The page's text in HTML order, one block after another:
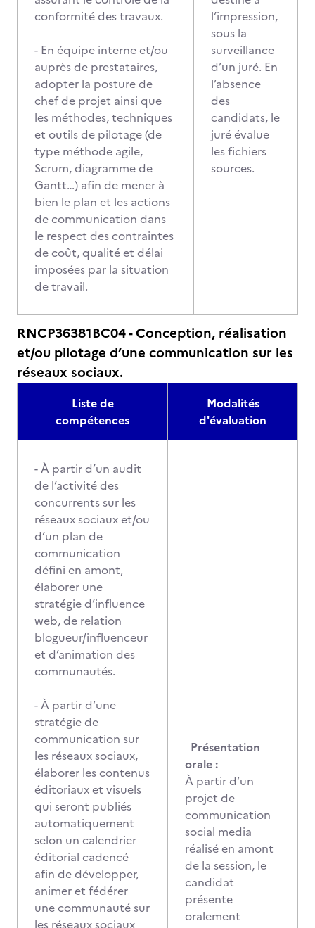
conformité des travaux.
- En équipe interne et/ou
auprès de prestataires,
adopter la posture de
chef de projet ainsi que
les méthodes, techniques
et outils de pilotage (de
type méthode agile,
Scrum, diagramme de
Gantt…) afin de mener à
bien le plan et les actions
de communication dans
le respect des contraintes
de coût, qualité et délai
imposées par la situation
de travail.
l’impression,
sous la
surveillance
d’un juré. En
l’absence
des
candidats, le
juré évalue
les fichiers
sources.
RNCP36381BC04 - Conception, réalisation
et/ou pilotage d’une communication sur les
réseaux sociaux.
Liste de
compétences
Modalités
d'évaluation
- À partir d’un audit
de l’activité des
concurrents sur les
réseaux sociaux et/ou
d’un plan de
communication
défini en amont,
élaborer une
stratégie d’influence
web, de relation
blogueur/influenceur
et d’animation des
communautés.
- À partir d’une
stratégie de
communication sur
les réseaux sociaux,
élaborer les contenus
éditoriaux et visuels
qui seront publiés
automatiquement
selon un calendrier
éditorial cadencé
afin de développer,
animer et fédérer
une communauté sur
les réseaux sociaux
Présentation
orale :
À partir d’un
projet de
communication
social media
réalisé en amont
de la session, le
candidat
présente
oralement